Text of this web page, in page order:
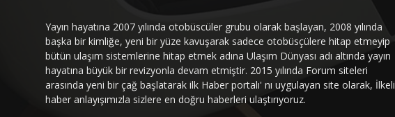
Yayın hayatına 2007 yılında otobüscüler grubu olarak başlayan, 2008 yılında
başka bir kimliğe, yeni bir yüze kavuşarak sadece otobüsçülere hitap etmeyip
bütün ulaşım sistemlerine hitap etmek adına Ulaşım Dünyası adı altında yayın
hayatına büyük bir revizyonla devam etmiştir. 2015 yılında Forum siteleri
arasında yeni bir çağ başlatarak ilk Haber portalı' nı uygulayan site olarak, İlkeli
haber anlayışımızla sizlere en doğru haberleri ulaştırıyoruz.